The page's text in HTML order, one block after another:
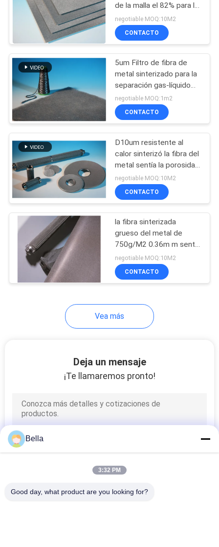
Masterbatch
conductor
37
Hilado conductor
hornilla de la fibra
del metal
del metal
Fibra y fieltro de
Hastelloy
de la malla el 82% para la
industria de la fibra
química
negotiable MOQ:10M2
CONTACTO
5um Filtro de fibra de
metal sinterizado para la
separación gas-líquido
Tamaño flexible
Diámetro de fibra
uniforme Acero
disponibles
negotiable MOQ:1m2
CONTACTO
D10um resistente al
calor sinterizó la fibra del
metal sentía la porosidad
del 78% para el filtro
químico
negotiable MOQ:10M2
CONTACTO
la fibra sinterizada
grueso del metal de
750g/M2 0.36m m sentía
la porosidad del 74%
negotiable MOQ:10M2
CONTACTO
Vea más
Deja un mensaje
¡Te llamaremos pronto!
Bella
3:32 PM
Good day, what product are you looking for?